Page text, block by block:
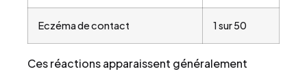
Eczéma de contact 1 sur 50
Ces réactions apparaissent généralement